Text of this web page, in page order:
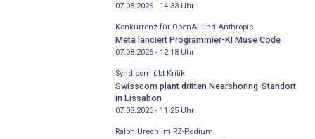
07.08.2026 - 14:33Uhr
Konkurrenz für OpenAI und Anthropic
Meta lanciert Programmier-KI Muse Code
07.08.2026 - 12:18Uhr
Syndicom übt Kritik
Swisscom plant dritten Nearshoring-Standort
in Lissabon
07.08.2026 - 11:25Uhr
Ralph Urech im RZ-Podium